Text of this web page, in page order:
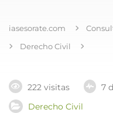
iasesorate.com
Derecho Civil
222 visitas
7
Derecho Civil